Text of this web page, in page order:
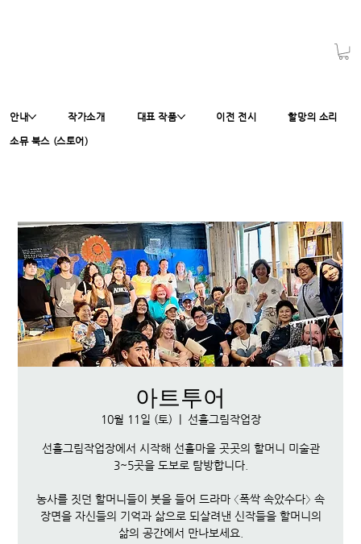
안내 작가소개 대표 작품 이전 전시 할망의 소리
소뮤 북스 (스토어)
아트투어
10월 11일 (토) 선흘그림작업장
선흘그림작업장에서 시작해 선흘마을 곳곳의 할머니 미술관
3~5곳을 도보로 탐방합니다.
농사를 짓던 할머니들이 붓을 들어 드라마 〈폭싹 속았수다〉 속
장면을 자신들의 기억과 삶으로 되살려낸 신작들을 할머니의
삶의 공간에서 만나보세요.